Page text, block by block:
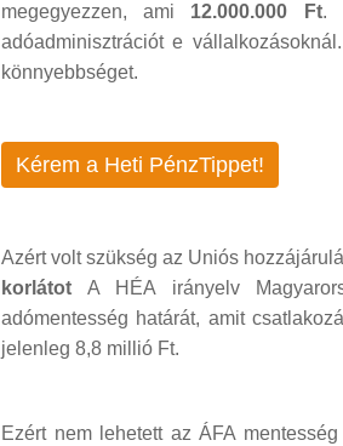
megegyezzen, ami 12.000.000 Ft.
adóadminisztrációt e
könnyebbséget.
Kérem a Heti PénzTippet!
Azért volt szükség az Uniós
korlátot A HÉA irányelv
adómentesség határát, amit
jelenleg 8,8 millió Ft.
Ezért nem lehetett az ÁFA